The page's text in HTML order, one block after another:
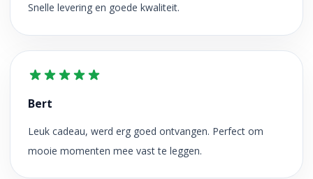
Snelle levering en goede kwaliteit.
Bert
Leuk cadeau, werd erg goed ontvangen. Perfect om
mooie momenten mee vast te leggen.